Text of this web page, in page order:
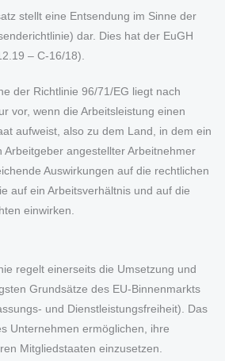
stellt eine Entsendung im Sinne der
dar. Dies hat der EuGH
– C-16/18).
der Richtlinie 96/71/EG liegt nach
vor, wenn die Arbeitsleistung einen
aufweist, also zu dem Land, in dem ein
Arbeitgeber angestellter Arbeitnehmer
Auswirkungen auf die rechtlichen
auf ein Arbeitsverhältnis und auf die
einwirken.
regelt einerseits die Umsetzung und
Grundsätze des EU-Binnenmarkts
und Dienstleistungsfreiheit). Das
Unternehmen ermöglichen, ihre
Mitgliedstaaten einzusetzen.